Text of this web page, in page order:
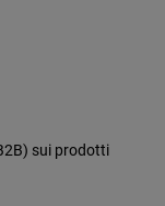
sui prodotti